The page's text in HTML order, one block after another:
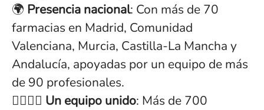
🌍 Presencia nacional: Con más de 70
farmacias en Madrid, Comunidad
Valenciana, Murcia, Castilla-La Mancha y
Andalucía, apoyadas por un equipo de más
de 90 profesionales.
👩‍⚕️👨‍⚕️ Un equipo unido: Más de 700